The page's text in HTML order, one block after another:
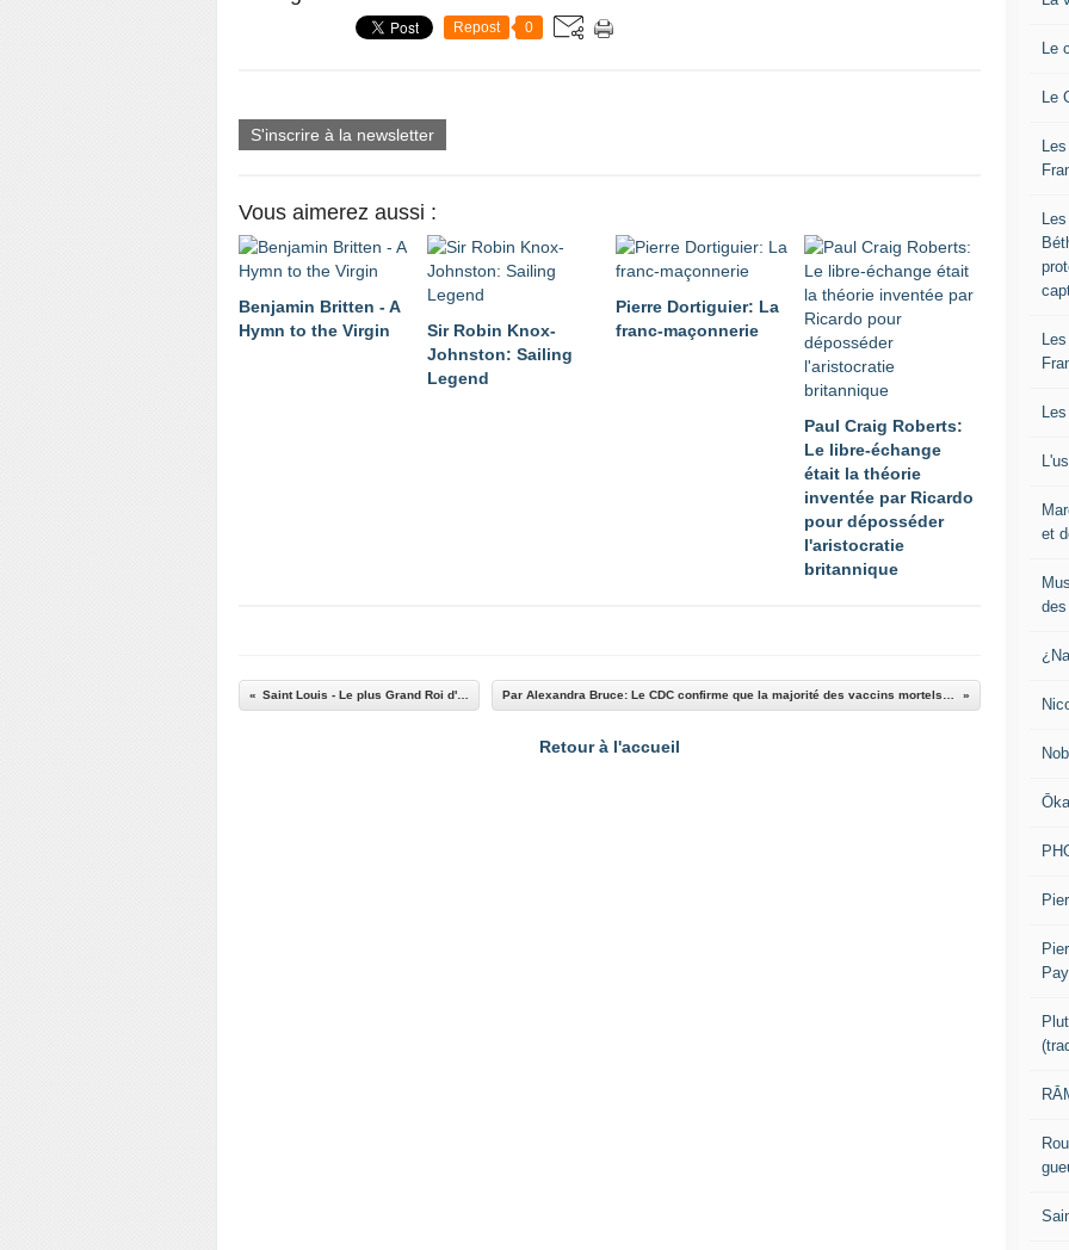
Repost 0
S'inscrire à la newsletter
Vous aimerez aussi :
Benjamin Britten - A
Hymn to the Virgin
Sir Robin Knox-
Johnston: Sailing
Legend
Pierre Dortiguier: La
franc-maçonnerie
Paul Craig Roberts:
Le libre-échange
était la théorie
inventée par Ricardo
pour déposséder
l'aristocratie
britannique
Retour à l'accueil
Le
Le
et
des